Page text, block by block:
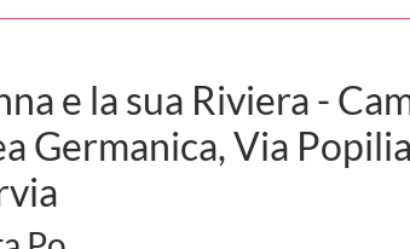
e la sua Riviera -
Germanica, Via